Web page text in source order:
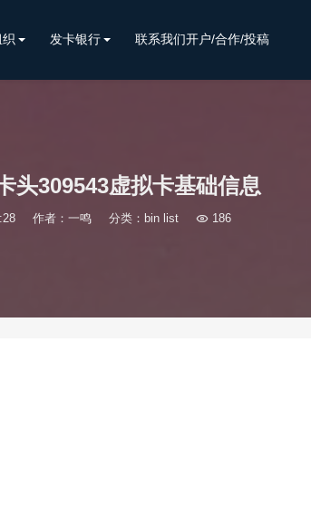
发卡银行 联系我们开户/合作/投稿
头309543虚拟卡基础信息
作者：一鸣 分类： bin list  186